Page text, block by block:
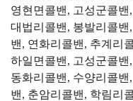
영현면콜밴, 고성군콜밴
대법리콜밴, 봉발리콜
밴, 연화리콜밴, 추계리
하일면콜밴, 고성군콜밴
동화리콜밴, 수양리콜
밴, 춘암리콜밴, 학림리